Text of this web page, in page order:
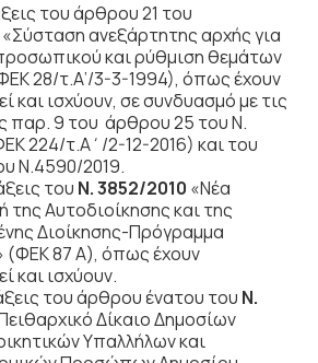
του άρθρου 21 του
«Σύσταση ανεξάρτητης αρχής για
και ρύθμιση θεμάτων
28/τ.Α’/3-3-1994), όπως έχουν
και ισχύουν, σε συνδυασμό με τις
παρ. 9 του άρθρου 25 του Ν.
224/τ.Α΄/2-12-2016) και του
Ν.4590/2019.
του Ν. 3852/2010 «Νέα
της Αυτοδιοίκησης και της
Διοίκησης-Πρόγραμμα
(ΦΕΚ 87 Α), όπως έχουν
και ισχύουν.
του άρθρου ένατου του Ν.
Δίκαιο Δημοσίων
Υπαλλήλων και